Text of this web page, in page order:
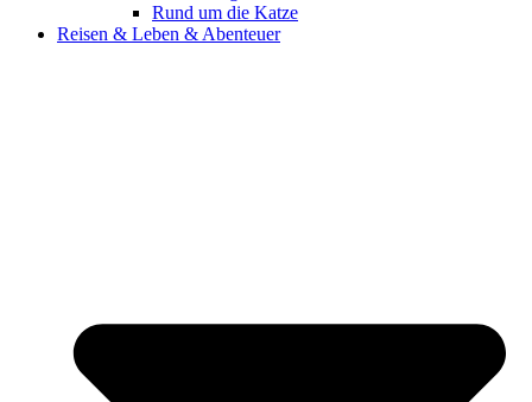
Rund um die Katze
Reisen & Leben & Abenteuer